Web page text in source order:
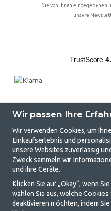
Die von Ihnen eingegebenen
unsere
GetCamping.de
Camping und
Camping kann entweder ein
Familie für ein gemeinsames
welcher Kategorie Sie gehören,
Wir passen Ihre
Wir verwenden Cookies, um
Einkaufserlebnis und
unsere Websites zuverlässig
Zweck sammeln wir
und ihre Geräte.
Klicken Sie auf „Okay“, wenn
wählen Sie aus, welche
deaktivieren möchten, indem